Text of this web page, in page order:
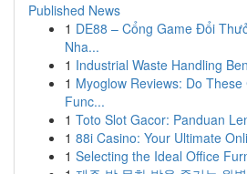
Published News
1 DE88 – Cổng Game Đổi
Nha...
1 Industrial Waste Handling
1 Myoglow Reviews: Do
Func...
1 Toto Slot Gacor: Panduan
1 88i Casino: Your Ultimate
1 Selecting the Ideal Office